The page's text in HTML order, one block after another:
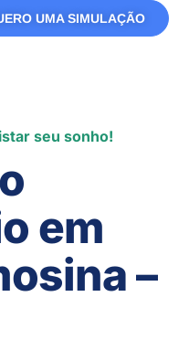
UMA SIMULAÇÃO
seu sonho!
em
–